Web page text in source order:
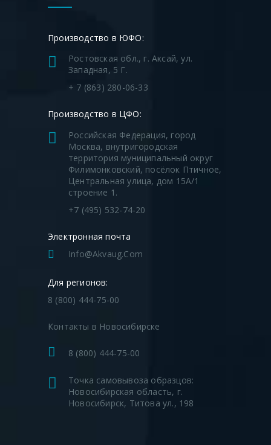
Производство в ЮФО:
Ростовская обл., г. Аксай, ул.
Западная, 5 Г.
+ 7 (863) 280-06-33
Производство в ЦФО:
Российская Федерация, город
Москва, внутригородская
территория муниципальный округ
Филимонковский, посёлок Птичное,
Центральная улица, дом 15А/1
строение 1.
+7 (495) 532-74-20
Электронная почта
Info@akvaug.com
Для регионов:
8 (800) 444-75-00
Контакты в Новосибирске
8 (800) 444-75-00
Точка самовывоза образцов:
Новосибирская область, г.
Новосибирск, Титова ул., 198